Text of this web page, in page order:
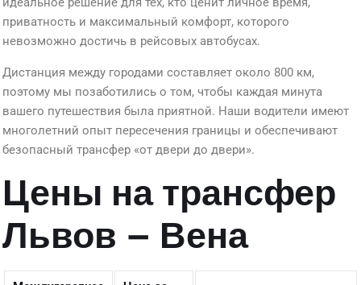
приватность и максимальный комфорт, которого
невозможно достичь в рейсовых автобусах.
Дистанция между городами составляет около 800 км,
поэтому мы позаботились о том, чтобы каждая минута
вашего путешествия была приятной. Наши водители имеют
многолетний опыт пересечения границы и обеспечивают
безопасный трансфер «от двери до двери».
Цены на трансфер
Львов – Вена